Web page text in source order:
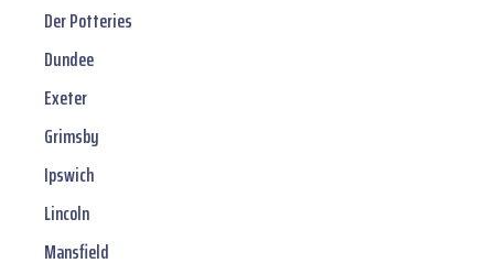
Der Potteries
Dundee
Exeter
Grimsby
Ipswich
Lincoln
Mansfield